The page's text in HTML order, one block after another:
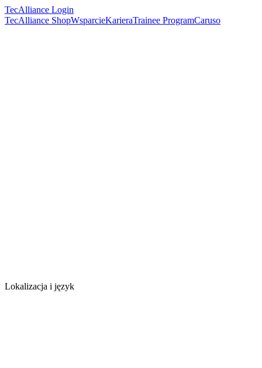
TecAlliance Login
TecAlliance ShopWsparcieKarieraTrainee ProgramCaruso
Lokalizacja i język